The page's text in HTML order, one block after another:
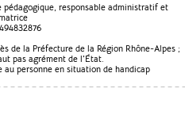
pédagogique, responsable administratif et
de la Préfecture de la Région Rhône-Alpes ;
pas agrément de l'État.
personne en situation de handicap